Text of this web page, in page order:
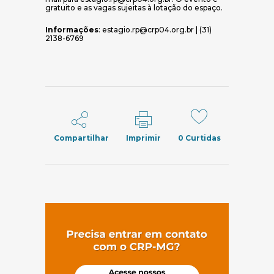
gratuito e as vagas sujeitas à lotação do espaço.
Informações: estagio.rp@crp04.org.br | (31)
2138-6769
Compartilhar Imprimir 0 Curtidas